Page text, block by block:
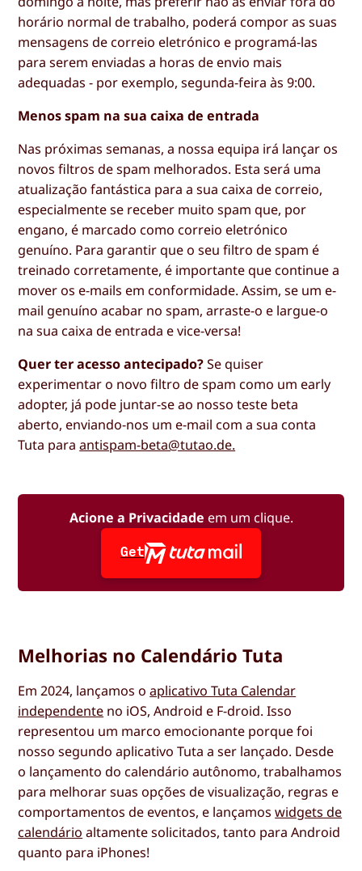
horário normal de trabalho, poderá compor as suas
mensagens de correio eletrónico e programá-las
para serem enviadas a horas de envio mais
adequadas - por exemplo, segunda-feira às 9:00.
Menos spam na sua caixa de entrada
Nas próximas semanas, a nossa equipa irá lançar os
novos filtros de spam melhorados. Esta será uma
atualização fantástica para a sua caixa de correio,
especialmente se receber muito spam que, por
engano, é marcado como correio eletrónico
genuíno. Para garantir que o seu filtro de spam é
treinado corretamente, é importante que continue a
mover os e-mails em conformidade. Assim, se um e-
mail genuíno acabar no spam, arraste-o e largue-o
na sua caixa de entrada e vice-versa!
Quer ter acesso antecipado?Se quiser
experimentar o novo filtro de spam como um early
adopter, já pode juntar-se ao nosso teste beta
aberto, enviando-nos um e-mail com a sua conta
Tuta paraantispam-beta@tutao.de.
Acione a Privacidade em um clique.
Get
Melhorias no Calendário Tuta
Em 2024, lançamos oaplicativo Tuta Calendar
independente no iOS, Android e F-droid. Isso
representou um marco emocionante porque foi
nosso segundo aplicativo Tuta a ser lançado. Desde
o lançamento do calendário autônomo, trabalhamos
para melhorar suas opções de visualização, regras e
comportamentos de eventos, e lançamoswidgets de
calendário altamente solicitados, tanto para Android
quanto para iPhones!